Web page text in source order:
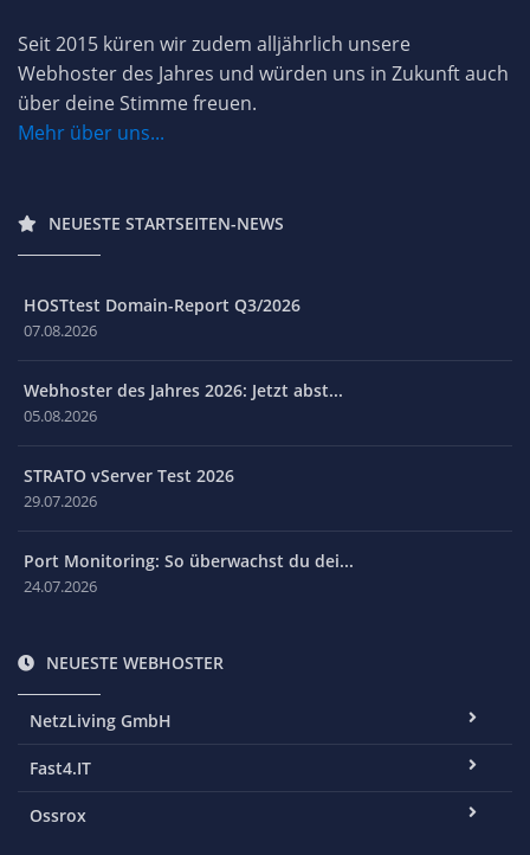
Seit 2015 küren wir zudem alljährlich unsere
Webhoster des Jahres und würden uns in Zukunft auch
über deine Stimme freuen.
Mehr über uns...
NEUESTE STARTSEITEN-NEWS
HOSTtest Domain-Report Q3/2026
07.08.2026
Webhoster des Jahres 2026: Jetzt abst...
05.08.2026
STRATO vServer Test 2026
29.07.2026
Port Monitoring: So überwachst du dei...
24.07.2026
NEUESTE WEBHOSTER
NetzLiving GmbH
Fast4.IT
Ossrox